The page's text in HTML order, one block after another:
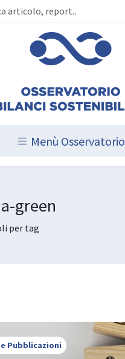
Menù Osservatorio
green
per tag
Pubblicazioni